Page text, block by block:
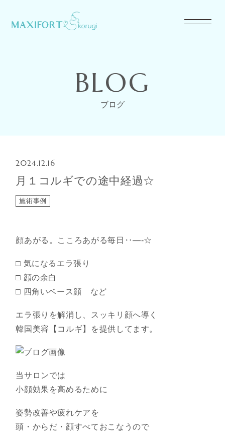
BLOG
ブログ
2024.12.16
月１コルギでの途中経過☆
施術事例
顔あがる。こころあがる毎日‥—-☆
□ 気になるエラ張り
□ 顔の余白
□ 四角いベース顔 など
エラ張りを解消し、スッキリ顔へ導く
韓国美容【コルギ】を提供してます。
当サロンでは
小顔効果を高めるために
姿勢改善や疲れケアを
頭・からだ・顔すべておこなうので